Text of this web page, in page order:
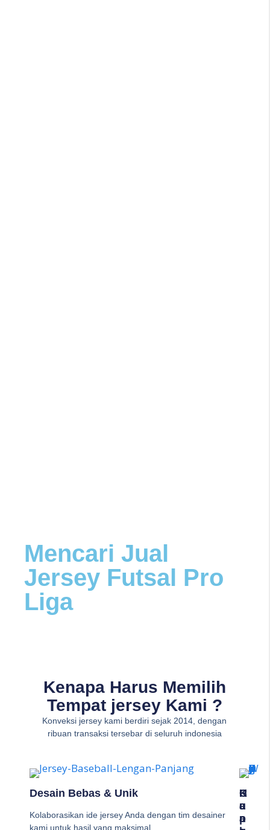
Mencari Jual
Jersey Futsal Pro
Liga
Kenapa Harus Memilih
Tempat jersey Kami ?
Konveksi jersey kami berdiri sejak 2014, dengan
ribuan transaksi tersebar di seluruh indonesia
Desain Bebas & Unik
Kolaborasikan ide jersey Anda dengan tim desainer
kami untuk hasil yang maksimal.
K
U
A
C
E
P
H
A
R